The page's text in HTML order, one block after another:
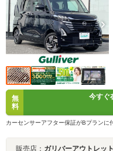
無
料
今すぐ
カーセンサーアフター保証がBプランに
販売店： ガリバーアウトレッ